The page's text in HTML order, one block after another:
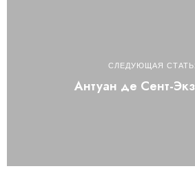
СЛЕДУЮЩАЯ
Антуан де Сент-